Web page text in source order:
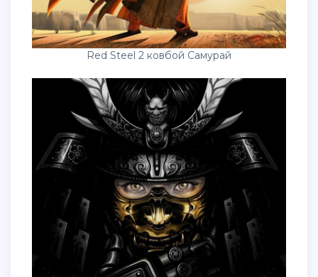
Red Steel 2 ковбой Самурай